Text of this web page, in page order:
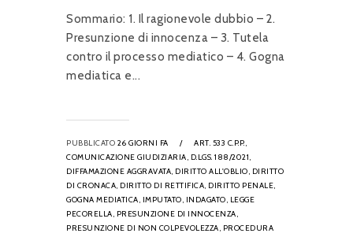
Sommario: 1. Il ragionevole dubbio – 2.
Presunzione di innocenza – 3. Tutela
contro il processo mediatico – 4. Gogna
mediatica e...
PUBBLICATO 26 GIORNI FA /
ART. 533 C.P.P.,
COMUNICAZIONE GIUDIZIARIA, D.LGS. 188/2021,
DIFFAMAZIONE AGGRAVATA, DIRITTO ALL'OBLIO, DIRITTO
DI CRONACA, DIRITTO DI RETTIFICA, DIRITTO PENALE,
GOGNA MEDIATICA, IMPUTATO, INDAGATO, LEGGE
PECORELLA, PRESUNZIONE DI INNOCENZA,
PRESUNZIONE DI NON COLPEVOLEZZA, PROCEDURA